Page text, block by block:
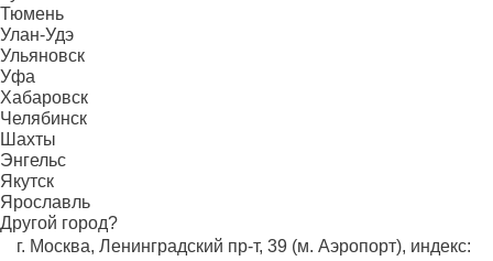
Тюмень
Улан-Удэ
Ульяновск
Уфа
Хабаровск
Челябинск
Шахты
Энгельс
Якутск
Ярославль
Другой город?
г. Москва, Ленинградский пр-т, 39 (м. Аэропорт), индекс: